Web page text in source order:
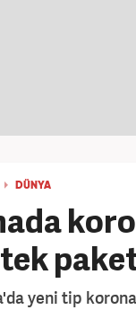
DÜNYA
yeni tip